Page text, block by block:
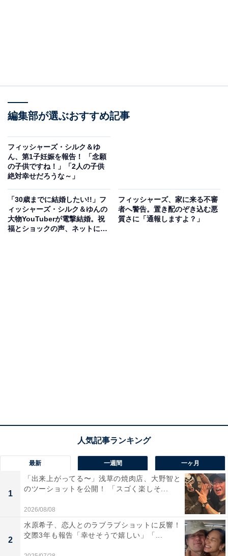
編集部が選ぶおすすめ記事
フィッシャーズ・シルク＆ゆ
ん、第1子妊娠を報告！ 「念願
の子供ですね！」「2人の子供
絶対幸せだろうな～」
「30歳までに結婚したい!!」フ
ィッシャーズ・シルク＆ゆんの
大物YouTuberが電撃結婚。祝
福とショックの声、ネットにあ
フィッシャーズ、家に来る不審
者へ警告。置き配のぞき込む悪
質さに「通報しますよ？」
最新 一週間 一ヶ月
1
「出来上がってる〜」浅草の焼肉店、大野智と
のツーショットを公開！ 「スゴく楽しそ...
2026/08/08
2
水原希子、恋人とのラブラブショットに反響！
交際3年も報告「幸せそうで嬉しい」「...